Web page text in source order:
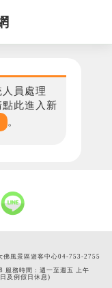
員處理
此進入新
。
佛風景區遊客中心04-753-2755
務時間：週一至週五 上午
及例假日休息)